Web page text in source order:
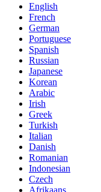
English
French
German
Portuguese
Spanish
Russian
Japanese
Korean
Arabic
Irish
Greek
Turkish
Italian
Danish
Romanian
Indonesian
Czech
Afrikaans